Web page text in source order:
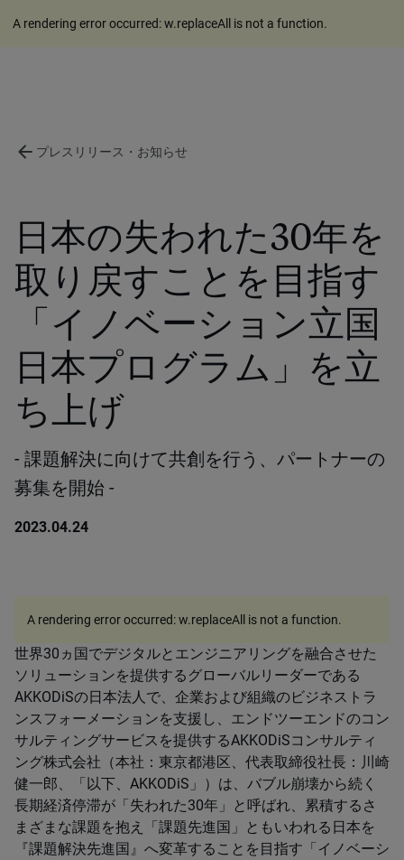
A rendering error occurred:w.replaceAll is not a function.
arrow_back プレスリリース・お知らせ
日本の失われた30年を
取り戻すことを目指す
「イノベーション立国
日本プログラム」を立
ち上げ
- 課題解決に向けて共創を行う、パートナーの
募集を開始 -
2023.04.24
世界30ヵ国でデジタルとエンジニアリングを融合させた
ソリューションを提供するグローバルリーダーである
AKKODiSの日本法人で、企業および組織のビジネストラ
ンスフォーメーションを支援し、エンドツーエンドのコン
サルティングサービスを提供するAKKODiSコンサルティ
ング株式会社（本社：東京都港区、代表取締役社長：川崎
健一郎、「以下、AKKODiS」）は、バブル崩壊から続く
長期経済停滞が「失われた30年」と呼ばれ、累積するさ
まざまな課題を抱え「課題先進国」ともいわれる日本を
『課題解決先進国』へ変革することを目指す「イノベーシ
A rendering error occurred:w.replaceAll is not a function.